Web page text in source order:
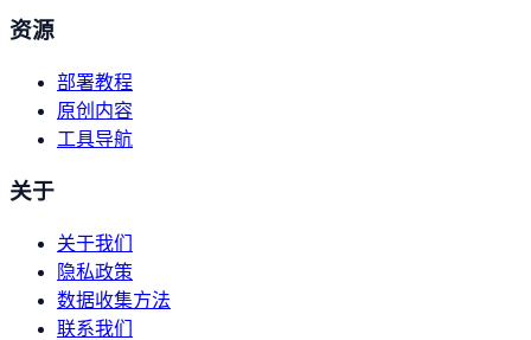
资源
部署教程
原创内容
工具导航
关于
关于我们
隐私政策
数据收集方法
联系我们